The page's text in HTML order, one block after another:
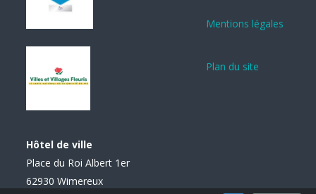
Hôtel de ville
Place du Roi Albert 1er
62930 Wimereux
Mentions légales
Plan du site